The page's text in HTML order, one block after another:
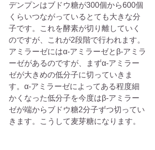
デンプンはブドウ糖が300個から600個
くらいつながっているとても大きな分
子です。これを酵素が切り離していく
のですが、これが2段階で行われます。
アミラーゼにはα-アミラーゼとβ-アミラ
ーゼがあるのですが、まずα-アミラー
ゼが大きめの低分子に切っていきま
す。α-アミラーゼによってある程度細
かくなった低分子を今度はβ-アミラー
ゼが端からブドウ糖2分子ずつ切ってい
きます。こうして麦芽糖になります。